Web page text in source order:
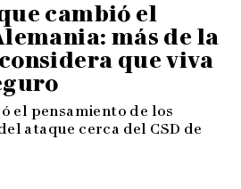
cambió el
más de la
que viva
el pensamiento de los
ataque cerca del CSD de